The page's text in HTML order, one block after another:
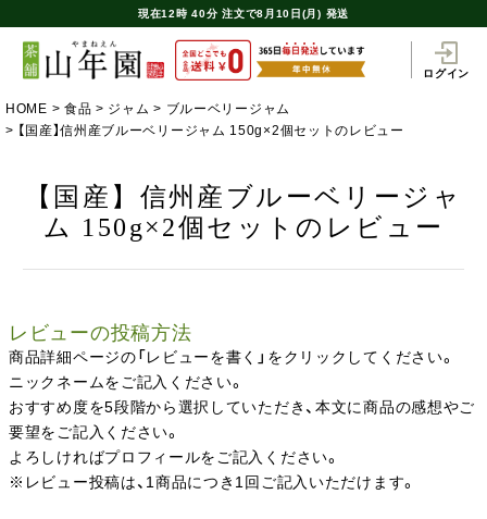
現在12時 40分 注文で8月10日(月) 発送
ログイン
HOME 食品 ジャム
ブルーベリージャム
【国産】信州産ブルーベリージャム 150g×2個セットのレビュー
【国産】信州産ブルーベリージャ
ム 150g×2個セットのレビュー
レビューの投稿方法
商品詳細ページの「レビューを書く」をクリックしてください。
ニックネームをご記入ください。
おすすめ度を5段階から選択していただき、本文に商品の感想やご
要望をご記入ください。
よろしければプロフィールをご記入ください。
※レビュー投稿は、1商品につき1回ご記入いただけます。